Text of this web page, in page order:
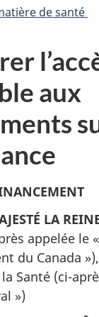
de santé
aux
LA
appelée le
du Canada
Santé (ci-
»)